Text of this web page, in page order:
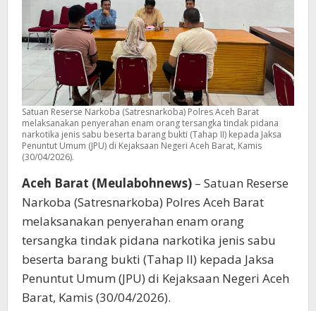
Satuan Reserse Narkoba (Satresnarkoba) Polres Aceh Barat
melaksanakan penyerahan enam orang tersangka tindak pidana
narkotika jenis sabu beserta barang bukti (Tahap II) kepada Jaksa
Penuntut Umum (JPU) di Kejaksaan Negeri Aceh Barat, Kamis
(30/04/2026).
Aceh Barat (Meulabohnews) – Satuan Reserse
Narkoba (Satresnarkoba) Polres Aceh Barat
melaksanakan penyerahan enam orang
tersangka tindak pidana narkotika jenis sabu
beserta barang bukti (Tahap II) kepada Jaksa
Penuntut Umum (JPU) di Kejaksaan Negeri Aceh
Barat, Kamis (30/04/2026).